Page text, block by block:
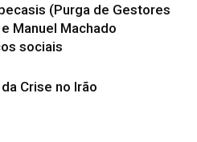
(Purga de Gestores
Manuel Machado
sociais
Crise no Irão